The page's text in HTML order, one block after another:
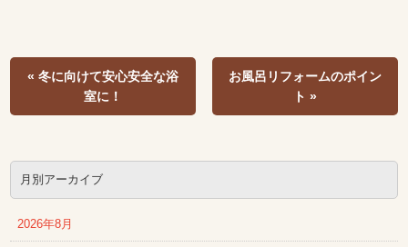
« 冬に向けて安心安全な浴
室に！
お風呂リフォームのポイン
ト »
月別アーカイブ
2026年8月